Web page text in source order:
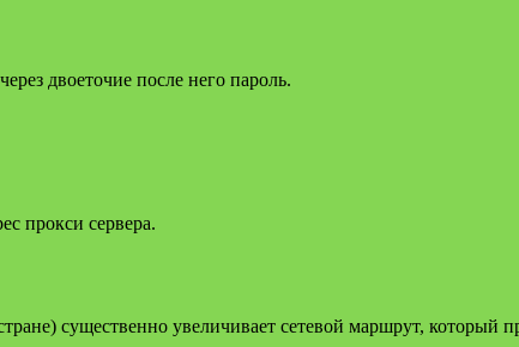
двоеточие после него пароль.
прокси сервера.
существенно увеличивает сетевой маршрут, который